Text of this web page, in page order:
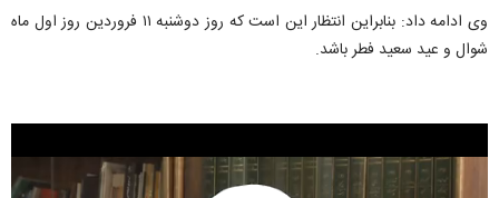
وی ادامه داد: بنابراین انتظار این است که روز دوشنبه ۱۱ فروردین روز اول ماه
شوال و عید سعید فطر باشد.